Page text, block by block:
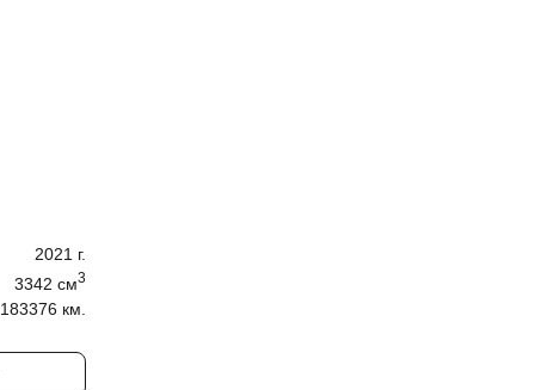
2021 г.
3342 cм3
183376 км.